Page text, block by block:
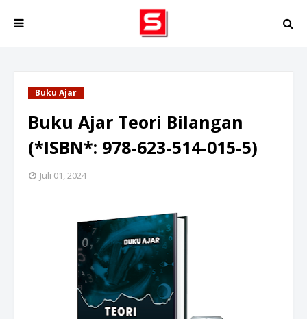
Buku Ajar
Buku Ajar Teori Bilangan
(*ISBN*: 978-623-514-015-5)
Juli 01, 2024